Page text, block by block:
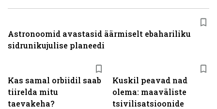
Kas samal orbiidil saab
tiirelda mitu
taevakeha?
Kuskil peavad nad
olema: maaväliste
tsivilisatsioonide
Astronoomid avastasid äärmiselt ebahariliku
sidrunikujulise planeedi